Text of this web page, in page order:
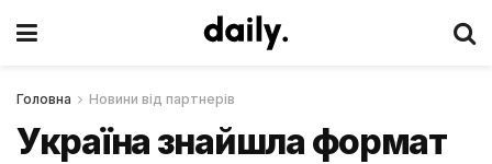
Головна Новини від партнерів
Україна знайшла формат